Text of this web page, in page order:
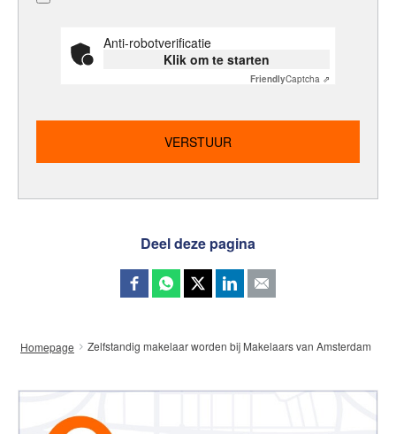
Anti-robotverificatie
Klik om te starten
FriendlyCaptcha ⇗
Deel deze pagina
Homepage Zelfstandig makelaar worden bij Makelaars van Amsterdam